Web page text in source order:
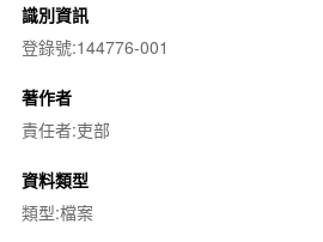
識別資訊
登錄號:144776-001
著作者
責任者:吏部
資料類型
類型:檔案